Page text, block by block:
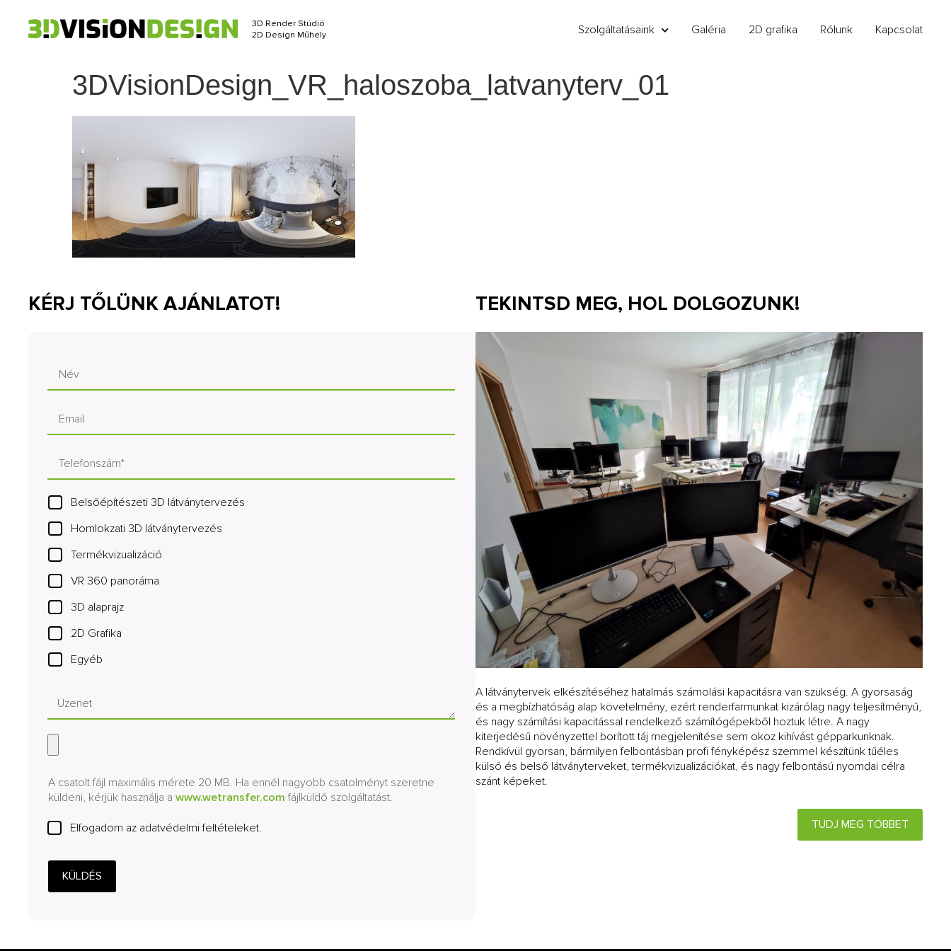
3D Render Stúdió
2D Design Műhely
Szolgáltatásaink Galéria 2D grafika Rólunk Kapcsolat
3DVisionDesign_VR_haloszoba_latvanyterv_01
KÉRJ TŐLÜNK AJÁNLATOT!
Belsőépítészeti 3D látványtervezés
Homlokzati 3D látványtervezés
Termékvizualizáció
VR 360 panoráma
3D alaprajz
2D Grafika
Egyéb
A csatolt fájl maximális mérete 20 MB. Ha ennél nagyobb csatolményt szeretne
küldeni, kérjük használja a www.wetransfer.com fájlküldő szolgáltatást.
Elfogadom az adatvédelmi feltételeket.
KÜLDÉS
TEKINTSD MEG, HOL DOLGOZUNK!
A látványtervek elkészítéséhez hatalmás számolási kapacitásra van szükség. A gyorsaság
és a megbízhatóság alap követelmény, ezért renderfarmunkat kizárólag nagy teljesítményű,
és nagy számítási kapacitással rendelkező számítógépekből hoztuk létre. A nagy
kiterjedésű növényzettel borított táj megjelenítése sem okoz kihívást gépparkunknak.
Rendkívül gyorsan, bármilyen felbontásban profi fényképész szemmel készítünk tűéles
külső és belső látványterveket, termékvizualizációkat, és nagy felbontású nyomdai célra
szánt képeket.
TUDJ MEG TÖBBET